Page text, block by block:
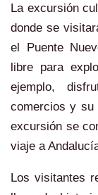
La excursión
donde se
el Puente
libre para
ejemplo,
comercios y su
excursión se
viaje a
Los visitantes